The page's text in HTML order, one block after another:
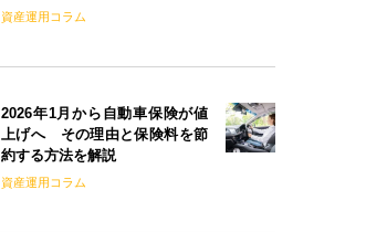
資産運用コラム
2026年1月から自動車保険が値
上げへ その理由と保険料を節
約する方法を解説
資産運用コラム